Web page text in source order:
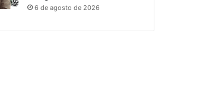
6 de agosto de 2026